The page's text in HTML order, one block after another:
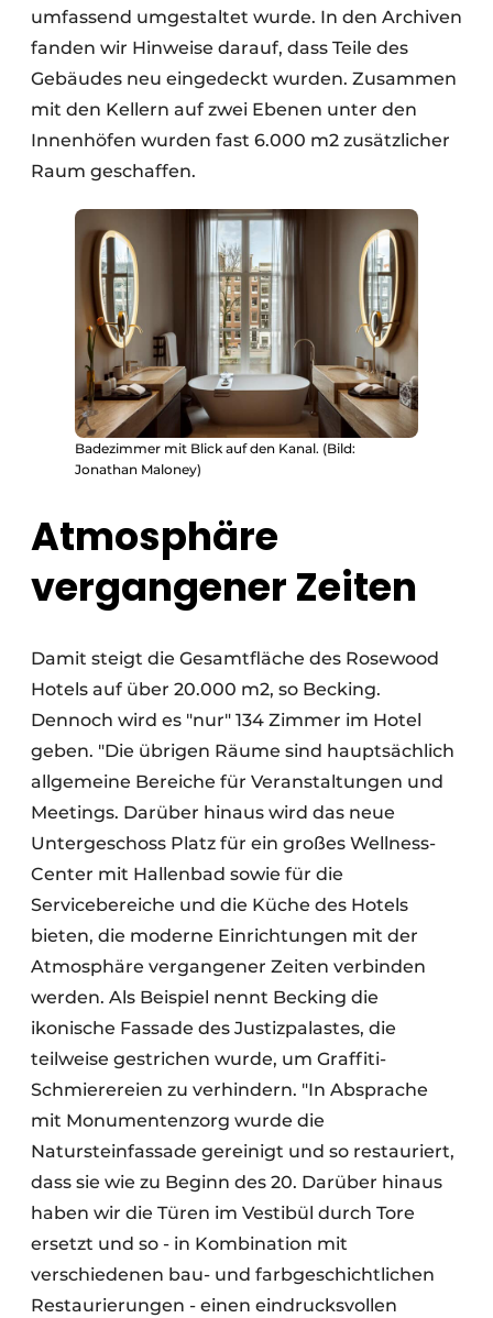
umfassend umgestaltet wurde. In den Archiven
fanden wir Hinweise darauf, dass Teile des
Gebäudes neu eingedeckt wurden. Zusammen
mit den Kellern auf zwei Ebenen unter den
Innenhöfen wurden fast 6.000 m2 zusätzlicher
Raum geschaffen.
Badezimmer mit Blick auf den Kanal. (Bild:
Jonathan Maloney)
Atmosphäre
vergangener Zeiten
Damit steigt die Gesamtfläche des Rosewood
Hotels auf über 20.000 m2, so Becking.
Dennoch wird es "nur" 134 Zimmer im Hotel
geben. "Die übrigen Räume sind hauptsächlich
allgemeine Bereiche für Veranstaltungen und
Meetings. Darüber hinaus wird das neue
Untergeschoss Platz für ein großes Wellness-
Center mit Hallenbad sowie für die
Servicebereiche und die Küche des Hotels
bieten, die moderne Einrichtungen mit der
Atmosphäre vergangener Zeiten verbinden
werden. Als Beispiel nennt Becking die
ikonische Fassade des Justizpalastes, die
teilweise gestrichen wurde, um Graffiti-
Schmierereien zu verhindern. "In Absprache
mit Monumentenzorg wurde die
Natursteinfassade gereinigt und so restauriert,
dass sie wie zu Beginn des 20. Darüber hinaus
haben wir die Türen im Vestibül durch Tore
ersetzt und so - in Kombination mit
verschiedenen bau- und farbgeschichtlichen
Restaurierungen - einen eindrucksvollen